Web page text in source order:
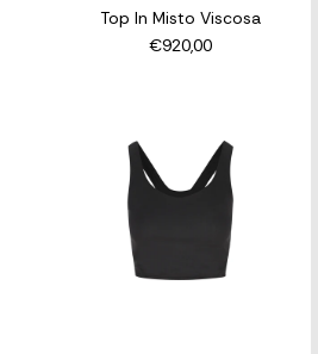
Top In Misto Viscosa
€920,00